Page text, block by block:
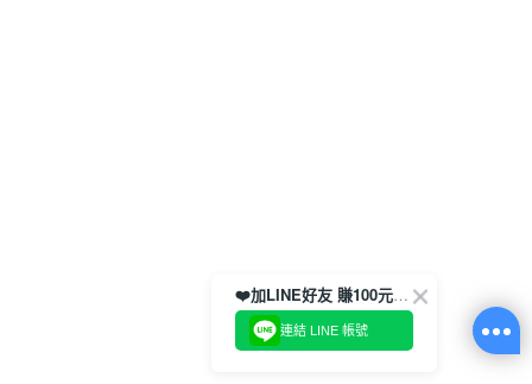
❤️加LINE好友 賺100元券！
連結 LINE 帳號